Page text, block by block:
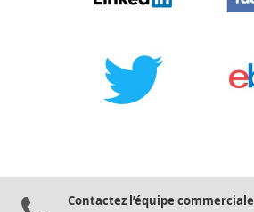
Contactez l’équipe commerciale